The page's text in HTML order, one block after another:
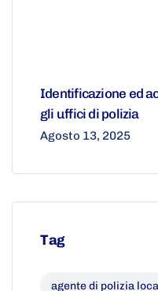
Identificazione ed
gli uffici di polizia
Agosto 13, 2025
Tag
agente di polizia